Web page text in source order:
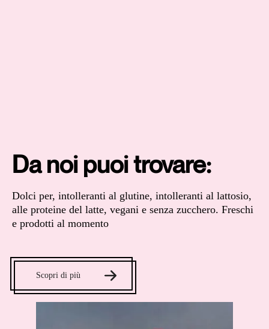
Da noi puoi trovare:
Dolci per, intolleranti al glutine, intolleranti al lattosio,
alle proteine del latte, vegani e senza zucchero. Freschi
e prodotti al momento
Scopri di più